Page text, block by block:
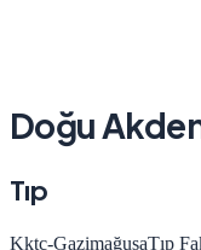
Doğu
Tıp
Kktc-GazimağusaTıp